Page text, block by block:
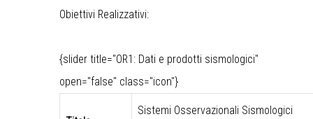
Obiettivi Realizzativi:
{slider title="OR1: Dati e prodotti sismologici"
open="false" class="icon"}
Sistemi Osservazionali Sismologici